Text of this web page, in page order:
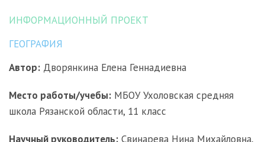
ИНФОРМАЦИОННЫЙ ПРОЕКТ
ГЕОГРАФИЯ
Автор: Дворянкина Елена Геннадиевна
Место работы/учебы: МБОУ Ухоловская средняя
школа Рязанской области, 11 класс
Научный руководитель: Свинарева Нина Михайловна,